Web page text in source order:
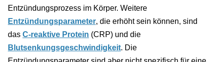
Entzündungsprozess im Körper. Weitere
Entzündungsparameter, die erhöht sein können, sind
das C-reaktive Protein (CRP) und die
Blutsenkungsgeschwindigkeit. Die